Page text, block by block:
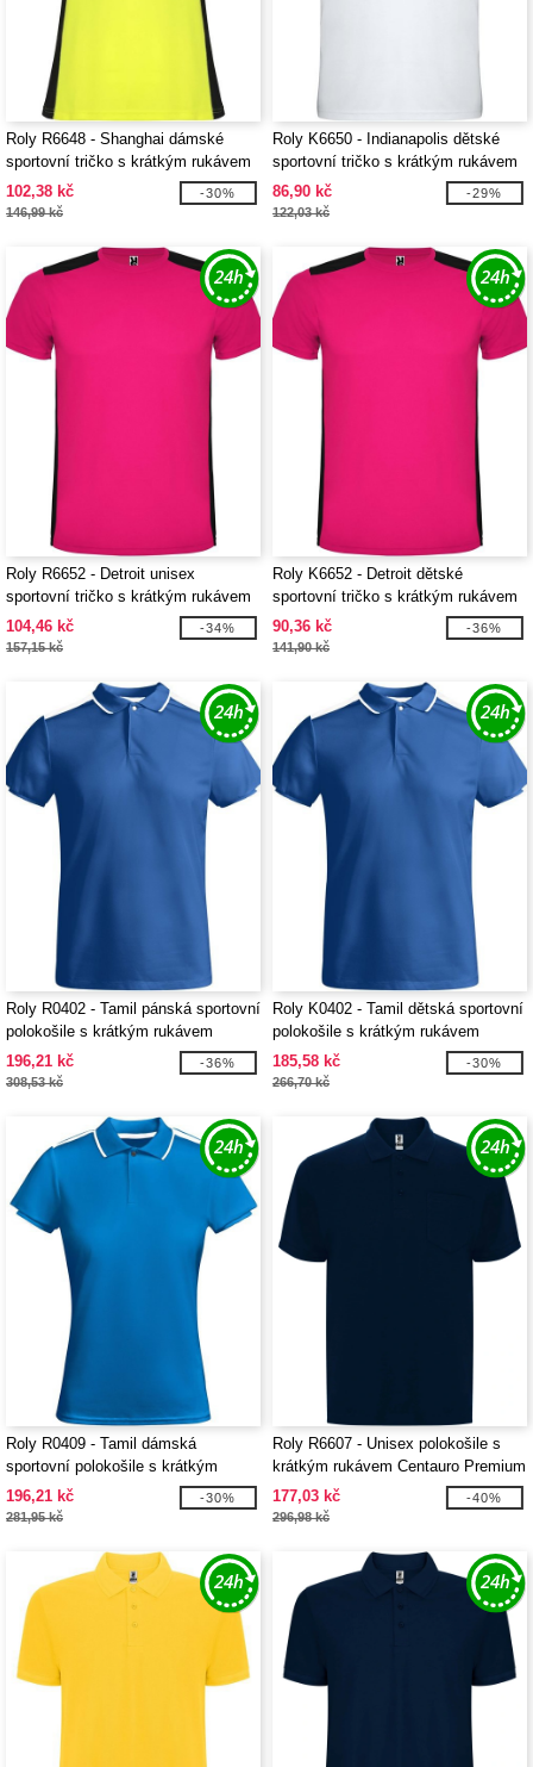
Roly R6648 - Shanghai dámské
sportovní tričko s krátkým rukávem
102,38 kč
146,99 kč
-30%
Roly K6650 - Indianapolis dětské
sportovní tričko s krátkým rukávem
86,90 kč
122,03 kč
-29%
Roly R6652 - Detroit unisex
sportovní tričko s krátkým rukávem
104,46 kč
157,15 kč
-34%
Roly K6652 - Detroit dětské
sportovní tričko s krátkým rukávem
90,36 kč
141,90 kč
-36%
Roly R0402 - Tamil pánská sportovní
polokošile s krátkým rukávem
196,21 kč
308,53 kč
-36%
Roly K0402 - Tamil dětská sportovní
polokošile s krátkým rukávem
185,58 kč
266,70 kč
-30%
Roly R0409 - Tamil dámská
sportovní polokošile s krátkým
rukávem
196,21 kč
281,95 kč
-30%
Roly R6607 - Unisex polokošile s
krátkým rukávem Centauro Premium
177,03 kč
296,98 kč
-40%